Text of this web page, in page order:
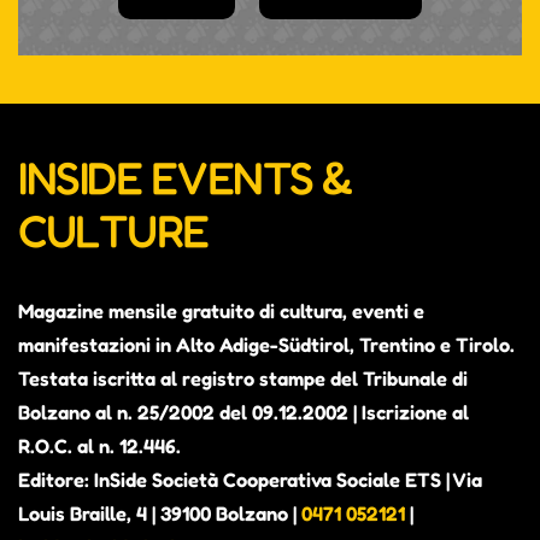
ALEX THE JUDGE, PRIMO
ALBUM IN VISTA. CONTERRÀ
PEZZI INEDITI E ALCUNI BRANI
INSIDE EVENTS &
CULTURE
Magazine mensile gratuito di cultura, eventi e
manifestazioni in Alto Adige-Südtirol, Trentino e Tirolo.
Testata iscritta al registro stampe del Tribunale di
Bolzano al n. 25/2002 del 09.12.2002 | Iscrizione al
R.O.C. al n. 12.446.
Editore: InSide Società Cooperativa Sociale ETS | Via
Louis Braille, 4 | 39100 Bolzano | 0471 052121 |